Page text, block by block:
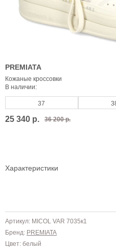
PREMIATA
Кожаные кроссовки
В наличии:
37
25 340 р. 36 200 р.
Характеристики
Артикул: MICOL VAR 7035к1
Бренд: PREMIATA
Цвет: белый